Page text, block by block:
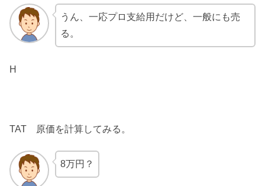
うん、一応プロ支給用だけど、一般にも売
る。
H
TAT 原価を計算してみる。
8万円？